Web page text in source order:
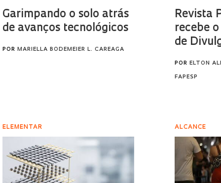
Garimpando o solo atrás
de avanços tecnológicos
POR MARIELLA BODEMEIER L. CAREAGA
Revista
recebe o
de
PORELTON
FAPESP
ELEMENTAR ALCANCE